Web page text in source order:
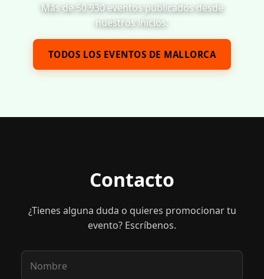
Más de 50.930 eventos publicados desde
nuestros inicios.
TODOS LOS EVENTOS DE MALLORCA
Contacto
¿Tienes alguna duda o quieres promocionar tu
evento? Escríbenos.